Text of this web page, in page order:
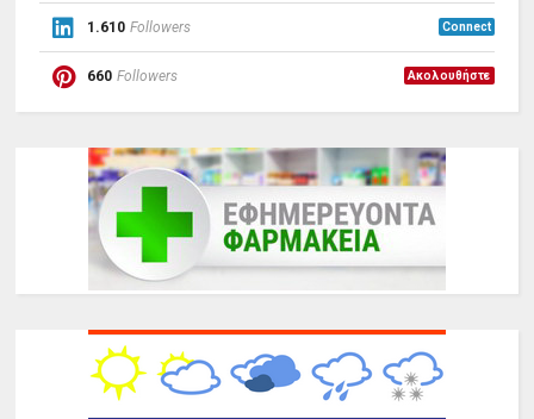
1.610 Followers Connect
660 Followers Ακολουθήστε